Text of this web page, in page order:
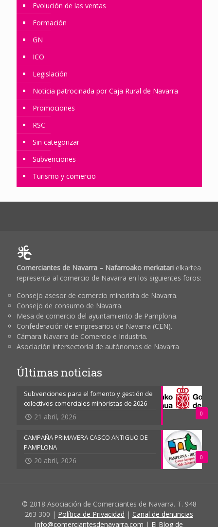
Evolución de las ventas
Formación
GN
ICO
Legislación
Noticia patrocinada por Caja Rural de Navarra
Promociones
RSC
Sin categorizar
Subvenciones
Turismo y comercio
Comerciantes de Navarra – Nafarroako merkatarielkartea
representa al comercio de Navarra en los siguientes foros:
Consejo asesor de comercio minorista de Navarra.
Consejo de consumo de Navarra.
Mesa de comercio del ayuntamiento de Pamplona.
Confederación de empresarios de Navarra (CEN).
Cámara Navarra de Comercio e Industria.
Asociación intersectorial de autónomos de Navarra
Últimas noticias
0
Subvenciones para el fomento y gestión de
colectivos comerciales minoristas de 2026
21 abril, 2026
0
CAMPAÑA PRIMAVERA CASCO ANTIGUO DE
PAMPLONA
20 abril, 2026
© 2018 Asociación de Comerciantes de Navarra. T. 948
263 300 | Política de Privacidad | Canal de denuncias
info@comerciantesdenavarra.com | El Blog de